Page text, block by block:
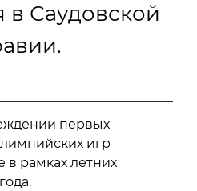
в Саудовской
первых
игр
в рамках летних